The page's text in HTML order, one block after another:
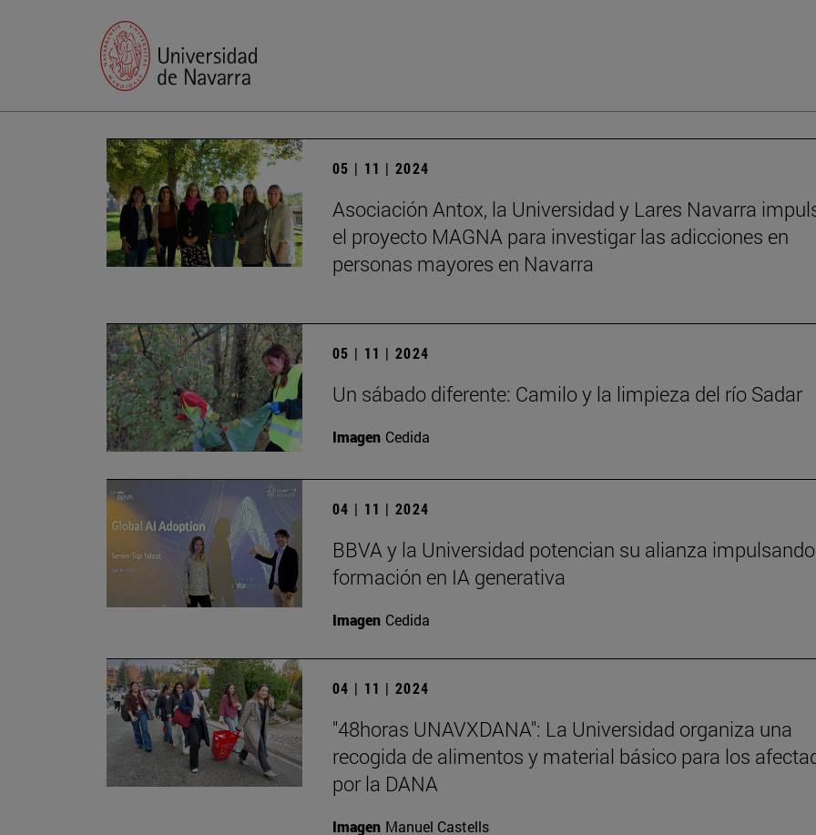
05 | 11 | 2024
Asociación Antox, la Universidad y Lares Navarra
el proyecto MAGNA para investigar las adicciones en
personas mayores en Navarra
05 | 11 | 2024
Un sábado diferente: Camilo y la limpieza del río Sadar
Imagen Cedida
04 | 11 | 2024
BBVA y la Universidad potencian su alianza
formación en IA generativa
Imagen Cedida
04 | 11 | 2024
"48horas UNAVXDANA": La Universidad organiza una
recogida de alimentos y material básico para los
por la DANA
Imagen Manuel Castells